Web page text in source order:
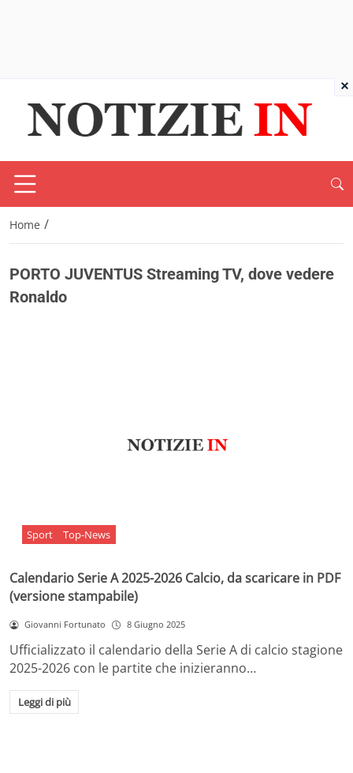
Home /
PORTO JUVENTUS Streaming TV, dove vedere
Ronaldo
Sport Top-News
Calendario Serie A 2025-2026 Calcio, da scaricare in PDF
(versione stampabile)
Giovanni Fortunato 8 Giugno 2025
Ufficializzato il calendario della Serie A di calcio stagione
2025-2026 con le partite che inizieranno…
Leggi di più
×